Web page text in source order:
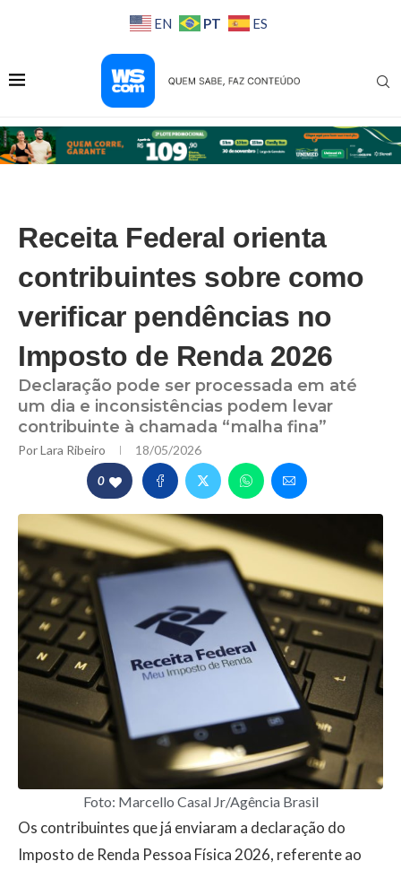
EN PT ES
Receita Federal orienta
contribuintes sobre como
verificar pendências no
Imposto de Renda 2026
Declaração pode ser processada em até
um dia e inconsistências podem levar
contribuinte à chamada “malha fina”
PorLara Ribeiro 18/05/2026
0
Foto: Marcello Casal Jr/Agência Brasil
Os contribuintes que já enviaram a declaração do
Imposto de Renda Pessoa Física 2026, referente ao